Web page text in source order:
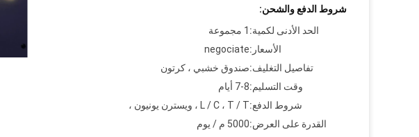
شروط الدفع والشحن:
الحد الأدنى لكمية: 1 مجموعة
الأسعار:negociate
تفاصيل التغليف:صندوق خشبي ، كرتون
وقت التسليم:7-8 أيام
شروط الدفع:L / C ، T / T ، ويسترن يونيون ،
القدرة على العرض:5000 م / يوم